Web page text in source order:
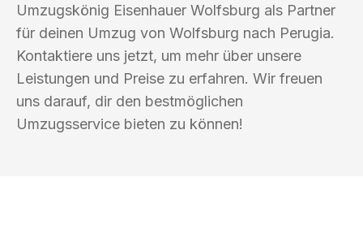
Umzugskönig Eisenhauer Wolfsburg als Partner
für deinen Umzug von Wolfsburg nach Perugia.
Kontaktiere uns jetzt, um mehr über unsere
Leistungen und Preise zu erfahren. Wir freuen
uns darauf, dir den bestmöglichen
Umzugsservice bieten zu können!